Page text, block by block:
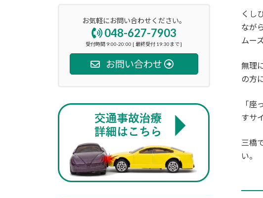
くし
なが
ムー
無理
の方
「
すサ
三橋
い。
お気軽にお問い合わせください。
048-627-7903
受付時間 9:00-20:00 [ 最終受付 19:30まで ]
お問い合わせ